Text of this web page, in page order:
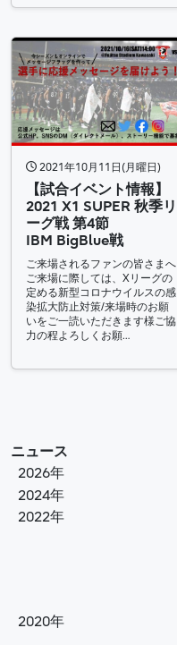
2021年10月11日(月曜日)
【試合イベント情報】
2021 X1 SUPER 秋季リ
ーグ戦 第4節
IBM BigBlue戦
ご来場されるファンの皆さまへ
ご来場に際しては、Xリーグの
定める新型コロナウイルスの感
染拡大防止対策/来場時のお願
いをご一読いただきます様ご協
力の程よろしくお願…
ニュース
2026年
2024年
2022年
2020年